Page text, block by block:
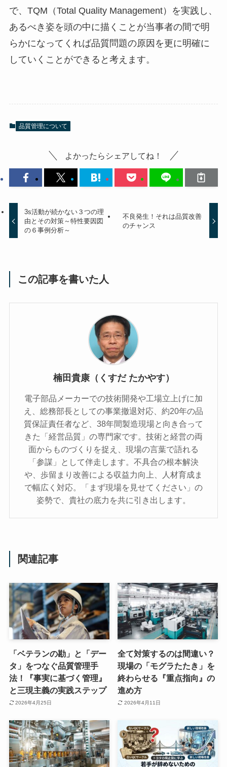
で、TQM（Total Quality Management）を実践し、
あるべき姿を頭の中に描くことが当事者の間で明
らかになってくれば品質問題の原因を更に明確に
していくことができると考えます。
品質管理について
よかったらシェアしてね！
3s活動が続かない３つの理
由とその対策～特性要因図
の６事例分析～
不良発生！それは品質改善
のチャンス
この記事を書いた人
楠田貴康（くすだ たかやす）
電子部品メーカーでの技術開発や工場立上げに加
え、総務部長としての事業撤退対応、約20年の品
質保証責任者など、38年間製造現場と向き合って
きた「経営品質」の専門家です。技術と経営の両
面からものづくりを捉え、現場の言葉で語れる
「参謀」として伴走します。不具合の根本解決
や、歩留まり改善による収益力向上、人材育成ま
で幅広く対応。「まず現場を見せてください」の
姿勢で、貴社の底力を共に引き出します。
関連記事
「ベテランの勘」と「デー
タ」をつなぐ品質管理手
法！『事実に基づく管理』
と三現主義の実践ステップ
2026年4月25日
全て対策するのは間違い？
現場の「モグラたたき」を
終わらせる『重点指向』の
進め方
2026年4月11日